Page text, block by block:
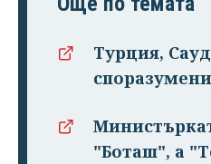
Турция,
"Боташ", а